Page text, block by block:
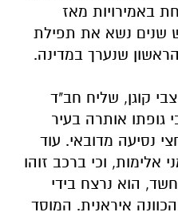
באמירויות מאז
שנים נשא את תפילת
שנערך במדינה.
קוגן, שליח חב"ד
גופתו אותרה בעיר
נסיעה מדובאי. עוד
אלימות, וכי ברכב זוהו
הוא נרצח בידי
איראנית. המוסד